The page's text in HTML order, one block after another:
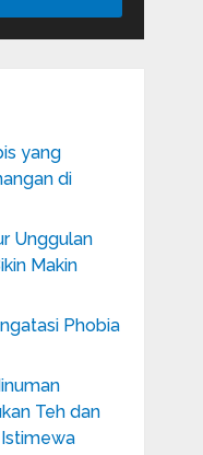
yang
di
Unggulan
Makin
Phobia
Teh dan
Istimewa